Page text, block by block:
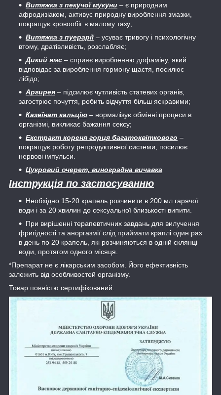
Витяжка з пекучої мукуни – є природним
афродизіаком, активує природну вироблення змазки,
покращує кровообіг в малому тазу;
Витяжка з пуерарії– усуває тривогу і психологічну
втому, дратівливість, розслабляє;
Дикий ямс – сприяє виробленню дофаміну, який
відповідає за вироблення гормону щастя, посилює
лібідо;
Аргирея – підсилює чутливість статевих органів,
загострює почуття, робить відчуття більш яскравими;
Казеїнат кальцію – нормалізує обмінні процеси в
організмі, викликає бажання сексу;
Екстракт кореня горця багатоквіткового –
покращує роботу репродуктивної системи, посилює
нервові імпульси.
Цукровий очерет, виноградна вичавка
Інструкція по застосуванню
Необхідно 15-20 крапель розчинити в 200 мл гарячої
води і за 20 хвилин до сексуальної близькості випити.
При вирішенні терапевтичних завдань для вилучення
фригідності та аноргазмії слід приймати краплі один раз
в день по 20 крапель, які розчиняються в одній склянці
води, протягом одного місяця.
*Препарат не є лікарським засобом. Його ефективність
залежить від особливостей організму.
Товар повністю сертифікований: